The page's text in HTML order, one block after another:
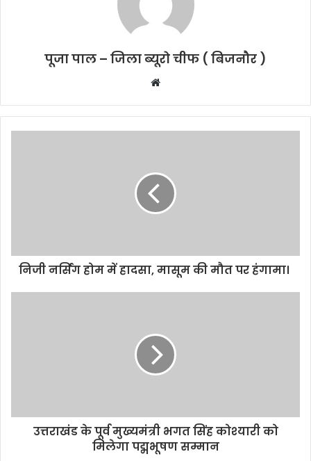
पूजा पाल – जिला ब्यूरो चीफ ( बिजनौर )
b
s
e
निजी नर्सिंग होम में हादसा, मासूम की मौत पर हंगामा।
उत्तराखंड के पूर्व मुख्यमंत्री भगत सिंह कोश्यारी को
मिलेगा पद्मभूषण सम्मान